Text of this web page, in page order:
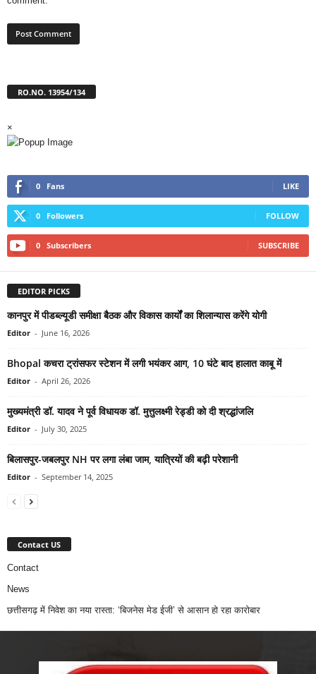
RO.NO. 13954/134
×
0 Fans LIKE
0 Followers FOLLOW
0 Subscribers SUBSCRIBE
EDITOR PICKS
कानपुर में पीडब्ल्यूडी समीक्षा बैठक और विकास कार्यों का शिलान्यास करेंगे योगी
Editor - June 16, 2026
Bhopal कचरा ट्रांसफर स्टेशन में लगी भयंकर आग, 10 घंटे बाद हालात काबू में
Editor - April 26, 2026
मुख्यमंत्री डॉ. यादव ने पूर्व विधायक डॉ. मुत्तुलक्ष्मी रेड्डी को दी श्रद्धांजलि
Editor - July 30, 2025
बिलासपुर-जबलपुर NH पर लगा लंबा जाम, यात्रियों की बढ़ी परेशानी
Editor - September 14, 2025
Contact US
Contact
News
छत्तीसगढ़ में निवेश का नया रास्ता: ‘बिजनेस मेड ईजी’ से आसान हो रहा कारोबार